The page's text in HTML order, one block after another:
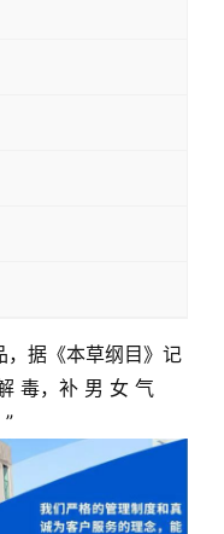
，据《本草纲目》记
毒，补 男 女 气